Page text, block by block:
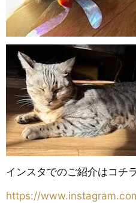
インスタでのご紹介はコ
https://